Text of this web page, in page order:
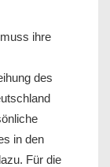
ihre
des
in den
Für die